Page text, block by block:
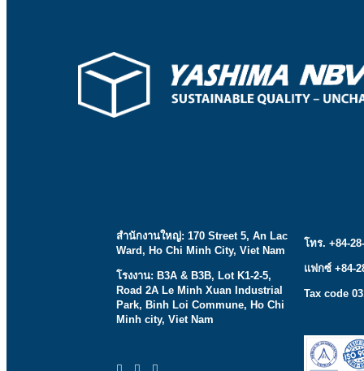
สำนักงานใหญ่: 170 Street 5, An Lac
Ward, Ho Chi Minh City, Viet Nam
โรงงาน: B3A & B3B, Lot K1-2-5,
Road 2A Le Minh Xuan Industrial
Park, Binh Loi Commune, Ho Chi
Minh city, Viet Nam
โทร. +84-
แฟกซ์ +84-
Tax code